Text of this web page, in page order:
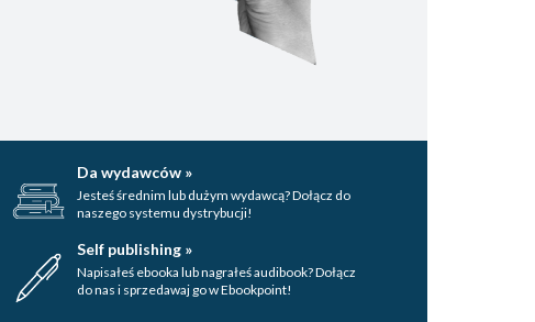
Da wydawców »
Jesteś średnim lub dużym wydawcą? Dołącz do
naszego systemu dystrybucji!
Self publishing »
Napisałeś ebooka lub nagrałeś audibook? Dołącz
do nas i sprzedawaj go w Ebookpoint!